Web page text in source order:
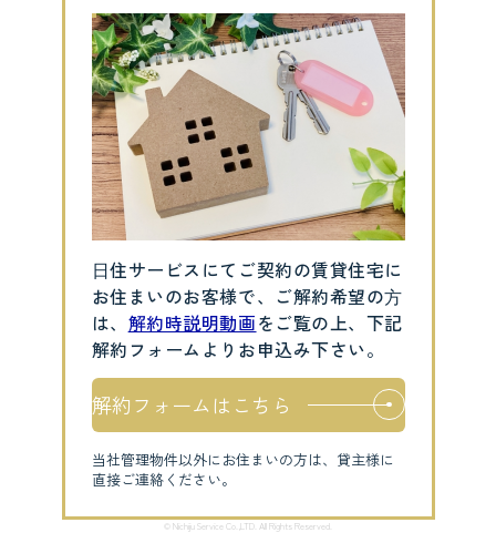
⽇住サービスにてご契約の賃貸住宅に
お住まいのお客様で、ご解約希望の⽅
は、 解約時説明動画をご覧の上、下記
解約フォームよりお申込み下さい。
解約フォームはこちら
当社管理物件以外にお住まいの方は、貸主様に
直接ご連絡ください。
© Nichiju Service Co.,LTD. All Rights Reserved.